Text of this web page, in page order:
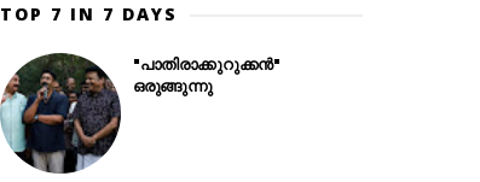
TOP 7 IN 7 DAYS
"പാതിരാക്കുറുക്കൻ"
ഒരുങ്ങുന്നു